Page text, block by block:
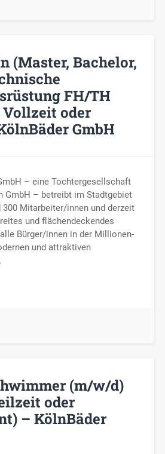
(Master, Bachelor,
FH/TH
oder
GmbH
– eine Tochtergesellschaft
GmbH – betreibt im Stadtgebiet
Mitarbeiter/innen und derzeit
und flächendeckendes
Bürger/innen in der Millionen-
und attraktiven
(m/w/d)
oder
– KölnBäder